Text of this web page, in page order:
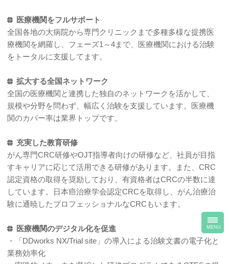
医療機関をフルサポート
全国各地の大病院から専門クリニックまで多種多様な提携医
療機関を網羅し、フェーズ1～4まで、医療機関における治験
をトータルに支援してます。
拡大する全国ネットワーク
全国の医療機関と連携した独自のネットワークを活かして、
規模や分野を問わず、幅広く治験を支援しています。医療機
関のカバー率は業界トップです。
充実した教育研修
がん専門CRC研修やOJT指導者向けの研修など、社員が目指
すキャリアに応じて活用できる研修があります。また、CRC
認定資格の取得を奨励しており、有資格者はCRCの半数に達
しています。日本癌治療学会認定CRCを取得し、がん治療治
験に通暁したプロフェッショナルなCRCもいます。
医療機関のデジタル化を促進
・「DDworks NX/Trial site」の導入による治験文書の電子化と
業務効率化
MENU